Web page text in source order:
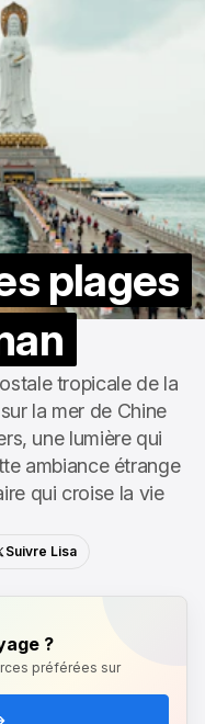
plages
tropicale de la
la mer de Chine
une lumière qui
ambiance étrange
qui croise la vie
Suivre Lisa
?
préférées sur